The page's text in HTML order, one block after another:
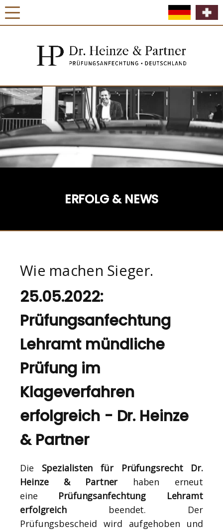
ERFOLG & NEWS
Wie machen Sieger.
25.05.2022:
Prüfungsanfechtung
Lehramt mündliche
Prüfung im
Klageverfahren
erfolgreich - Dr. Heinze
& Partner
Die Spezialisten für Prüfungsrecht Dr.
Heinze & Partnerhaben erneut
eine Prüfungsanfechtung Lehramt
erfolgreichbeendet. Der
Prüfungsbescheid wird aufgehoben und